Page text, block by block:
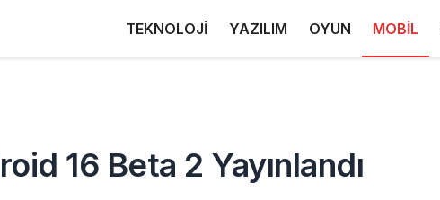
TEKNOLOJİ YAZILIM OYUN MOBİL
16 Beta 2 Yayınlandı